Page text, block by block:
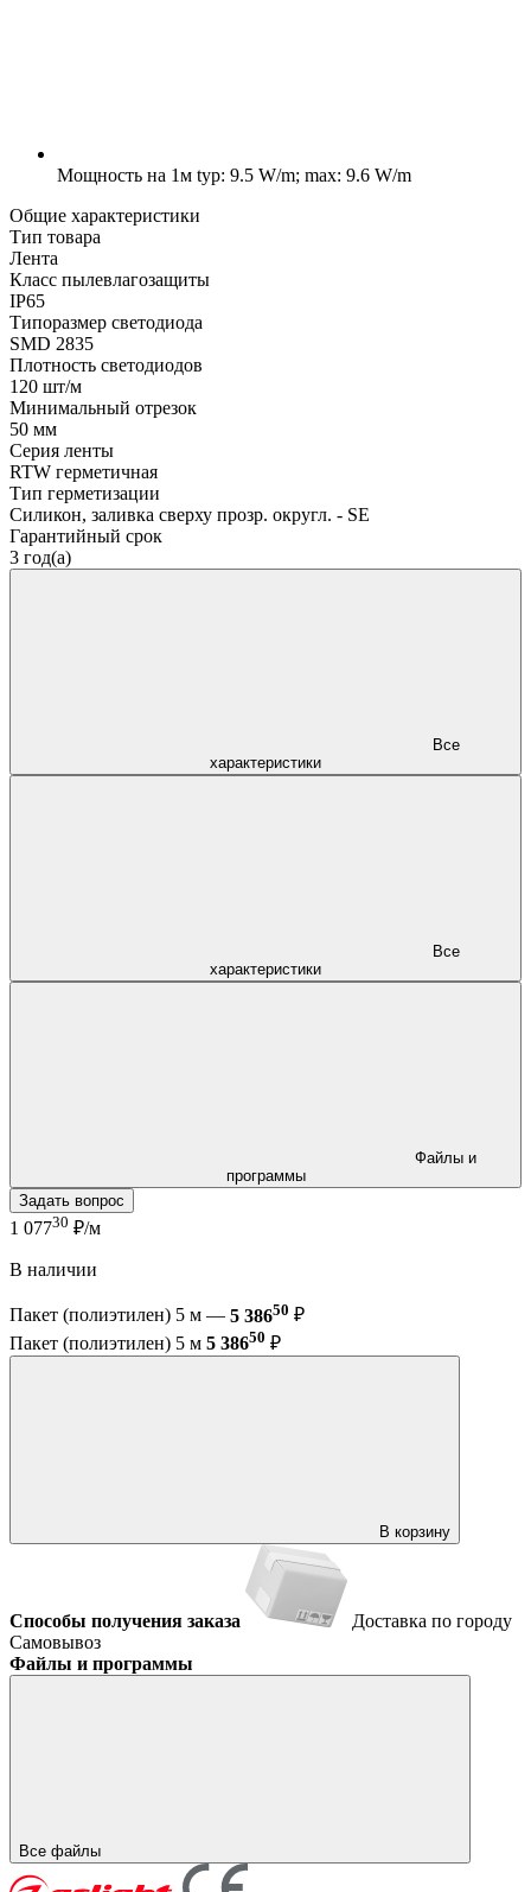
Мощность на 1м typ: 9.5 W/m; max: 9.6 W/m
Общие характеристики
Тип товара
Лента
Класс пылевлагозащиты
IP65
Типоразмер светодиода
SMD 2835
Плотность светодиодов
120 шт/м
Минимальный отрезок
50 мм
Серия ленты
RTW герметичная
Тип герметизации
Силикон, заливка сверху прозр. округл. - SE
Гарантийный срок
3 год(а)
характеристики
характеристики
программы
Задать вопрос
1 07730 ₽/м
В наличии
Пакет (полиэтилен) 5 м — 5 38650 ₽
Пакет (полиэтилен) 5 м 5 38650 ₽
В корзину
Способы получения заказа
Доставка по городу
Самовывоз
Файлы и программы
Все файлы